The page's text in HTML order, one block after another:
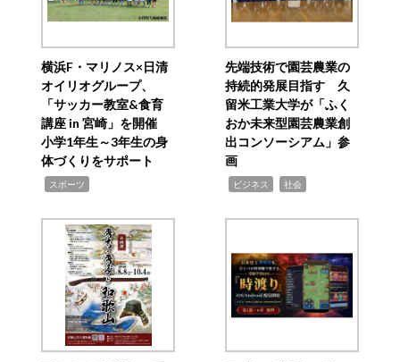
横浜F・マリノス×日清
オイリオグループ、
「サッカー教室&食育
講座 in 宮崎」を開催
小学1年生～3年生の身
体づくりをサポート
スポーツ
先端技術で園芸農業の
持続的発展目指す 久
留米工業大学が「ふく
おか未来型園芸農業創
出コンソーシアム」参
画
ビジネス 社会